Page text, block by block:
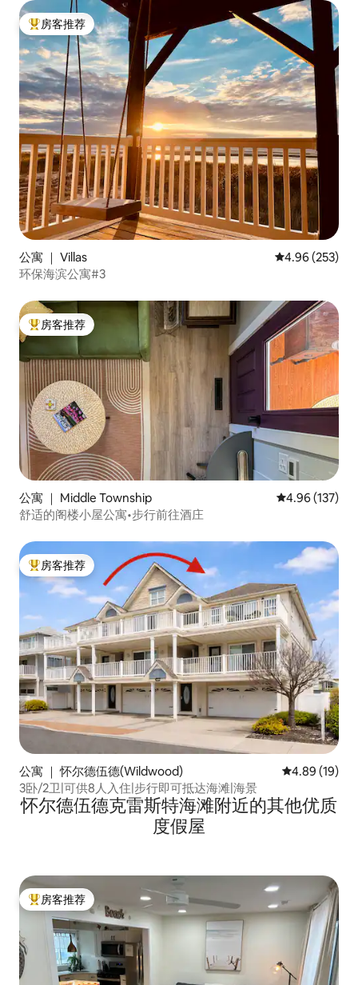
热门「房客推荐」
房客推荐
公寓 ｜ Villas 平均评分 4.96
4.96 (253)
环保海滨公寓#3
热门「房客推荐」
房客推荐
公寓 ｜ Middle Township 平均评分 4.96
4.96 (137)
舒适的阁楼小屋公寓•步行前往酒庄
热门「房客推荐」
房客推荐
公寓 ｜ 怀尔德伍德(Wildwood) 平均评分
4.89 (19)
3卧/2卫|可供8人入住|步行即可抵达海滩|海景
怀尔德伍德克雷斯特海滩附近的其他优质
度假屋
热门「房客推荐」
房客推荐